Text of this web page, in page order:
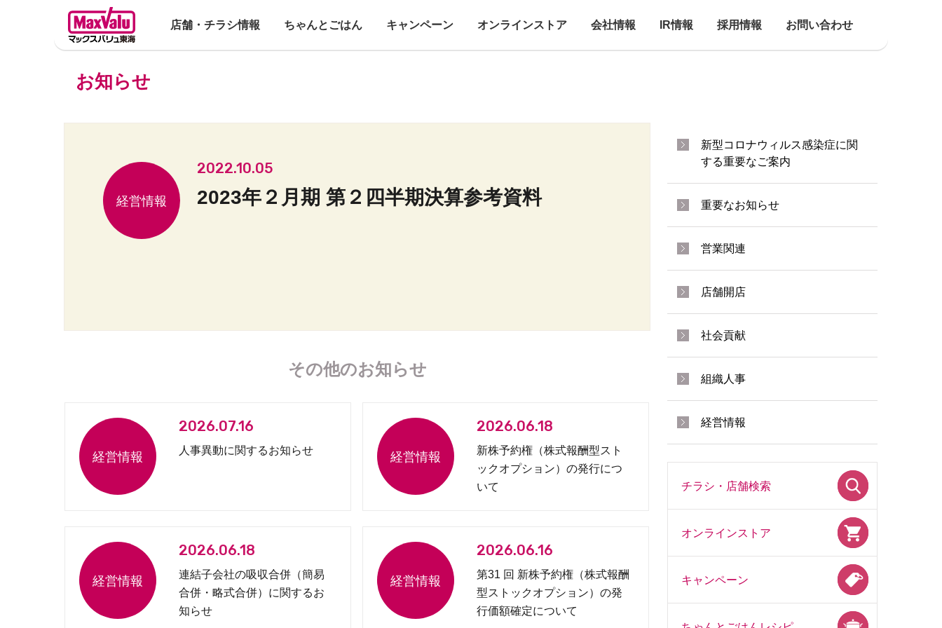
店舗・チラシ情報 ちゃんとごはん キャンペーン オンラインストア 会社情報 IR情報 採用情報 お問い合わせ
お知らせ
2022.10.05
2023年２月期 第２四半期決算参考資料
その他のお知らせ
2026.07.16
人事異動に関するお知らせ
2026.06.18
新株予約権（株式報酬型スト
ックオプション）の発行につ
いて
2026.06.18
連結子会社の吸収合併（簡易
合併・略式合併）に関するお
知らせ
2026.06.16
第31 回 新株予約権（株式報酬
型ストックオプション）の発
行価額確定について
新型コロナウィルス感染症に関
する重要なご案内
重要なお知らせ
営業関連
店舗開店
社会貢献
組織人事
経営情報
チラシ・店舗検索
オンラインストア
キャンペーン